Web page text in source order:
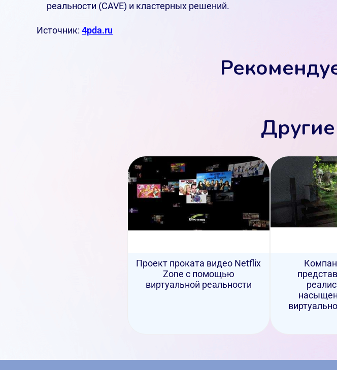
реальности (CAVE) и кластерных решений.
Источник: 4pda.ru
Проект проката видео Netflix
Zone с помощью
виртуальной реальности